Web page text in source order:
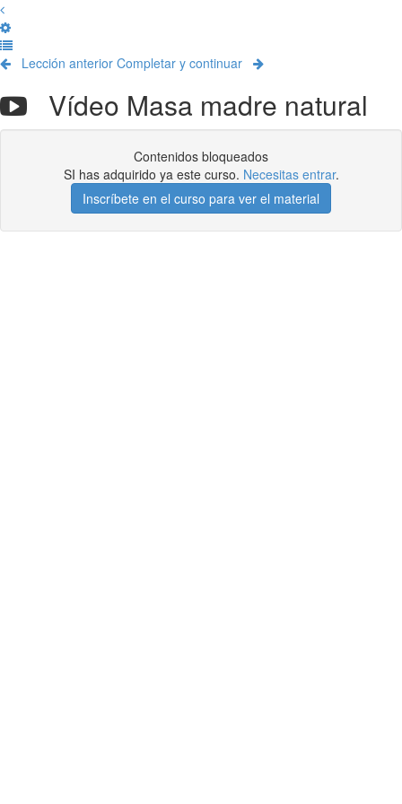
Lección anterior Completar y continuar
Vídeo Masa madre natural
Contenidos bloqueados
SI has adquirido ya este curso. Necesitas entrar.
Inscríbete en el curso para ver el material